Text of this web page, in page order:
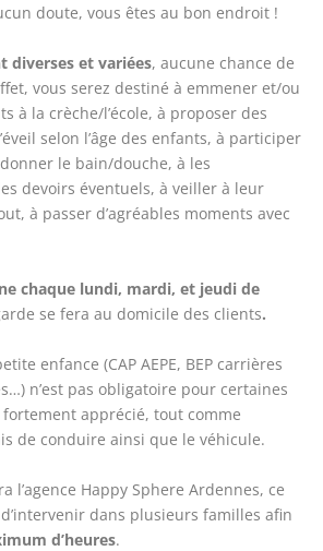
doute, vous êtes au bon endroit !
diverses et variées, aucune chance de
vous serez destiné à emmener et/ou
à la crèche/l’école, à proposer des
selon l’âge des enfants, à participer
le bain/douche, à les
devoirs éventuels, à veiller à leur
à passer d’agréables moments avec
chaque lundi, mardi, et jeudi de
se fera au domicile des clients.
enfance (CAP AEPE, BEP carrières
n’est pas obligatoire pour certaines
apprécié, tout comme
de conduire ainsi que le véhicule.
l’agence Happy Sphere Ardennes, ce
dans plusieurs familles afin
d’heures.